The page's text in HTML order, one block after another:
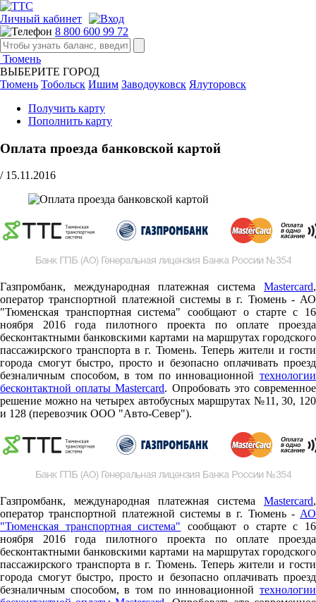
Личный кабинет
8 800 600 99 72
Тюмень
ВЫБЕРИТЕ ГОРОД
Тюмень Тобольск Ишим Заводоуковск Ялуторовск
Получить карту
Пополнить карту
Оплата проезда банковской картой
/ 15.11.2016
Газпромбанк, международная платежная система Mastercard,
оператор транспортной платежной системы в г. Тюмень - АО
"Тюменская транспортная система" сообщают о старте c 16
ноября 2016 года пилотного проекта по оплате проезда
бесконтактными банковскими картами на маршрутах городского
пассажирского транспорта в г. Тюмень. Теперь жители и гости
города смогут быстро, просто и безопасно оплачивать проезд
безналичным способом, в том по инновационной технологии
бесконтактной оплаты Mastercard. Опробовать это современное
решение можно на четырех автобусных маршрутах №11, 30, 120
и 128 (перевозчик ООО "Авто-Север").
Газпромбанк, международная платежная система Mastercard,
оператор транспортной платежной системы в г. Тюмень - АО
"Тюменская транспортная система" сообщают о старте c 16
ноября 2016 года пилотного проекта по оплате проезда
бесконтактными банковскими картами на маршрутах городского
пассажирского транспорта в г. Тюмень. Теперь жители и гости
города смогут быстро, просто и безопасно оплачивать проезд
безналичным способом, в том по инновационной технологии